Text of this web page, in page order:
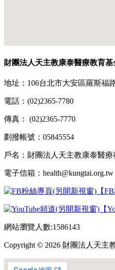
財團法人天主教康泰醫療教育基
地址：106台北市大安區羅斯福
電話：(02)2365-7780
傳真： (02)2365-7770
劃撥帳號：05845554
戶名：財團法人天主教康泰醫
電子信箱：health@kungtai.org.tw
【
【
網站瀏覽人數:1586143
Copyright © 2026 財團法人天主